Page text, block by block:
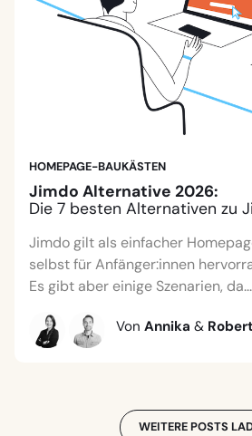
HOMEPAGE-BAUKÄSTEN
Jimdo Alternative 2026:
Die 7 besten Alternativen zu
Jimdo gilt als einfacher
selbst für Anfänger:innen
Es gibt aber einige Szenarien, da...
Von Annika & Robert
WEITERE POSTS